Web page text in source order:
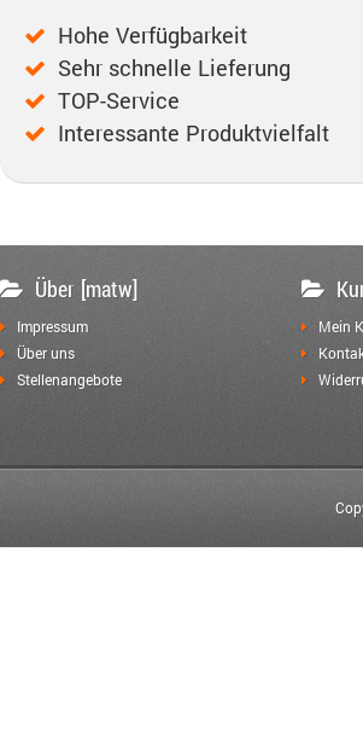
Hohe Verfügbarkeit
Sehr schnelle Lieferung
TOP-Service
Interessante Produktvielfalt
Über [matw]
Impressum
Über uns
Stellenangebote
Mein